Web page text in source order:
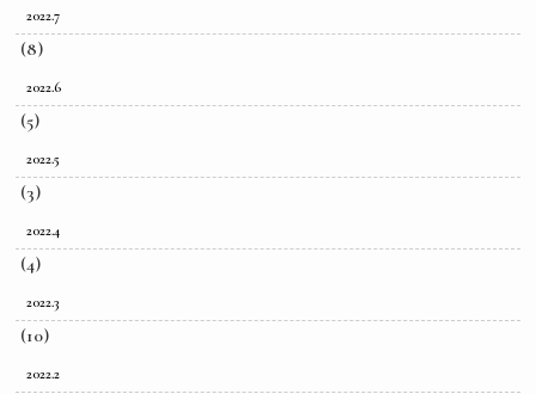
2022.7
(8)
2022.6
(5)
2022.5
(3)
2022.4
(4)
2022.3
(10)
2022.2